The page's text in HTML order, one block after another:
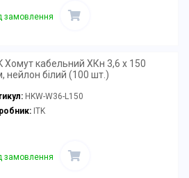
замовлення
Хомут кабельний ХКн 3,6 х 150
нейлон білий (100 шт.)
HKW-W36-L150
ITK
замовлення